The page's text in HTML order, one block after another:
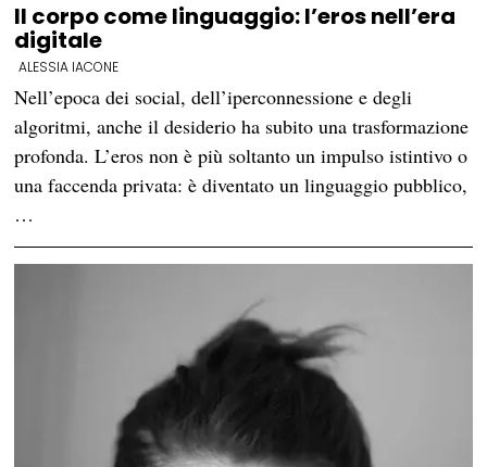
Il corpo come linguaggio: l’eros nell’era
digitale
ALESSIA IACONE
Nell’epoca dei social, dell’iperconnessione e degli
algoritmi, anche il desiderio ha subito una trasformazione
profonda. L’eros non è più soltanto un impulso istintivo o
una faccenda privata: è diventato un linguaggio pubblico,
…